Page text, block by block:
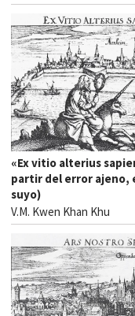
«Ex vitio alterius
partir del error ajeno,
suyo)
V.M. Kwen Khan Khu